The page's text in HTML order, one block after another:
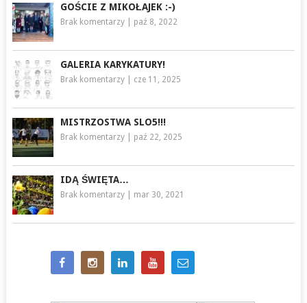
GOŚCIE Z MIKOŁAJEK :-)
Brak komentarzy| paź 8, 2022
GALERIA KARYKATURY!
Brak komentarzy| cze 11, 2025
MISTRZOSTWA SLO5!!!
Brak komentarzy| paź 22, 2025
IDĄ ŚWIĘTA…
Brak komentarzy| mar 30, 2021